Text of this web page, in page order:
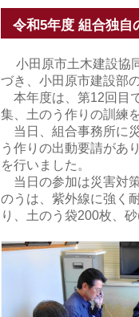
令和5年度 組合独自
小田原市土木建設協
づき、小田原市建設部
本年度は、第12回目
集、土のう作りの訓練
当日、組合事務所に
う作りの出動要請があ
を行いました。
当日の参加は災害対
のうは、紫外線に強く
り、土のう袋200枚、